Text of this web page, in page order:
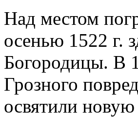
Над местом
осенью 1522 г.
Богородицы. В
Грозного
освятили